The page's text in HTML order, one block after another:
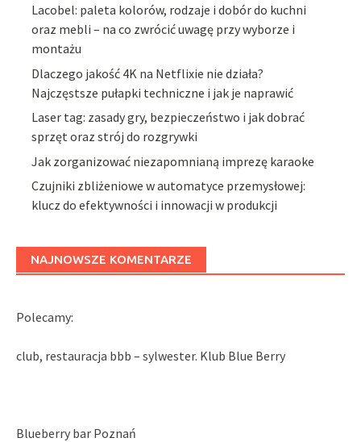
Lacobel: paleta kolorów, rodzaje i dobór do kuchni
oraz mebli – na co zwrócić uwagę przy wyborze i
montażu
Dlaczego jakość 4K na Netflixie nie działa?
Najczęstsze pułapki techniczne i jak je naprawić
Laser tag: zasady gry, bezpieczeństwo i jak dobrać
sprzęt oraz strój do rozgrywki
Jak zorganizować niezapomnianą imprezę karaoke
Czujniki zbliżeniowe w automatyce przemysłowej:
klucz do efektywności i innowacji w produkcji
NAJNOWSZE KOMENTARZE
Polecamy:
club, restauracja bbb – sylwester. Klub Blue Berry
Blueberry bar Poznań